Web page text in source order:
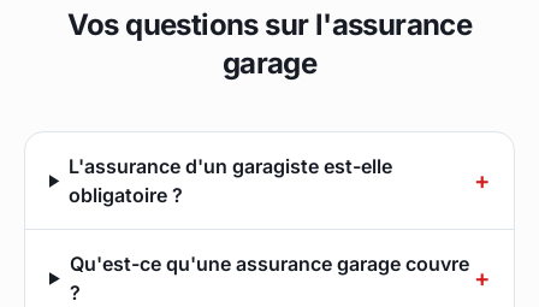
Vos questions sur l'assurance
garage
L'assurance d'un garagiste est-elle
obligatoire ?
+
Qu'est-ce qu'une assurance garage couvre
?
+